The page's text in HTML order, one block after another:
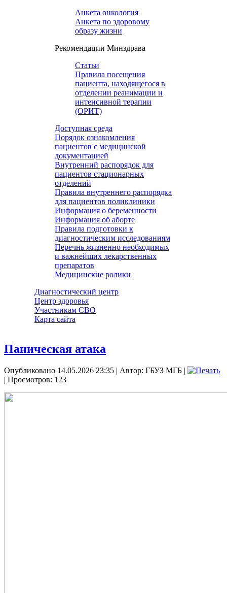
Анкета онкология
Анкета по здоровому
образу жизни
Рекомендации Минздрава
Статьи
Правила посещения
пациента, находящегося в
отделении реанимации и
интенсивной терапии
(ОРИТ)
Доступная среда
Порядок ознакомления
пациентов с медицинской
документацией
Внутренний распорядок для
пациентов стационарных
отделений
Правила внутреннего распорядка
для пациентов поликлиники
Информация о беременности
Информация об аборте
Правила подготовки к
диагностическим исследованиям
Перечнь жизненно необходимых
и важнейших лекарственных
препаратов
Медицинские ролики
Диагностический центр
Центр здоровья
Участникам СВО
Карта сайта
Паническая атака
Опубликовано 14.05.2026 23:35 | Автор: ГБУЗ МГБ |
| Просмотров: 123